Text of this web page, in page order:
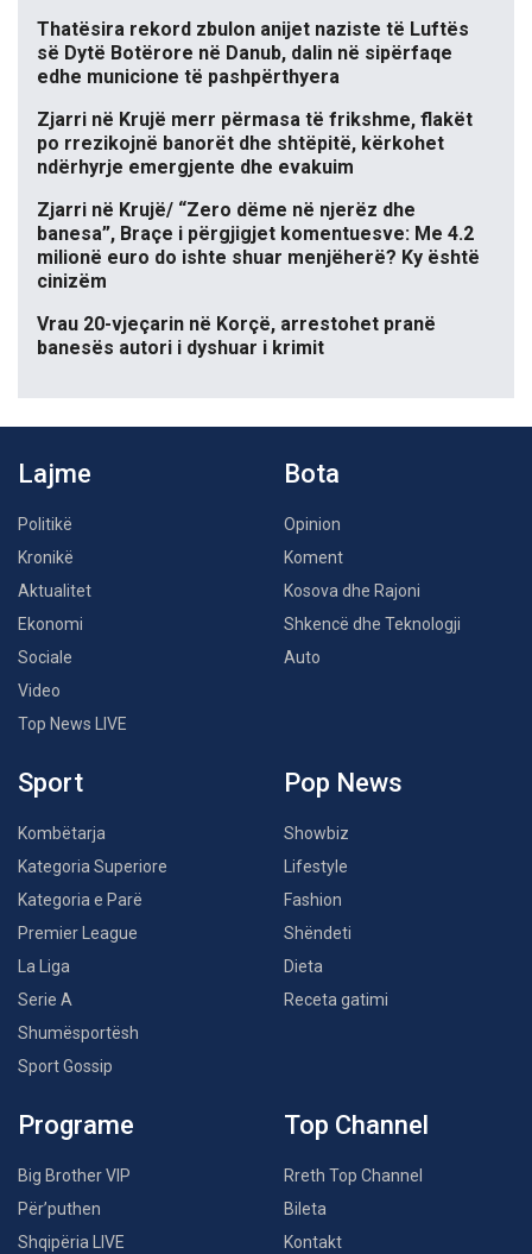
Thatësira rekord zbulon anijet naziste të Luftës
së Dytë Botërore në Danub, dalin në sipërfaqe
edhe municione të pashpërthyera
Zjarri në Krujë merr përmasa të frikshme, flakët
po rrezikojnë banorët dhe shtëpitë, kërkohet
ndërhyrje emergjente dhe evakuim
Zjarri në Krujë/ “Zero dëme në njerëz dhe
banesa”, Braçe i përgjigjet komentuesve: Me 4.2
milionë euro do ishte shuar menjëherë? Ky është
cinizëm
Vrau 20-vjeçarin në Korçë, arrestohet pranë
banesës autori i dyshuar i krimit
Lajme
Politikë
Kronikë
Aktualitet
Ekonomi
Sociale
Video
Top News LIVE
Bota
Opinion
Koment
Kosova dhe Rajoni
Shkencë dhe Teknologji
Auto
Sport
Kombëtarja
Kategoria Superiore
Kategoria e Parë
Premier League
La Liga
Serie A
Shumësportësh
Sport Gossip
Pop News
Showbiz
Lifestyle
Fashion
Shëndeti
Dieta
Receta gatimi
Programe
Big Brother VIP
Për’puthen
Shqipëria LIVE
Top Channel
Rreth Top Channel
Bileta
Kontakt